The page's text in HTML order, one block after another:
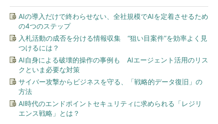
AIの導入だけで終わらせない、全社規模でAIを定着させるため
の4つのステップ
入札活動の成否を分ける情報収集 “狙い目案件”を効率よく見
つけるには？
AI自身による破壊的操作の事例も AIエージェント活用のリス
クといま必要な対策
サイバー攻撃からビジネスを守る、「戦略的データ復旧」の
方法
AI時代のエンドポイントセキュリティに求められる「レジリ
エンス戦略」とは？